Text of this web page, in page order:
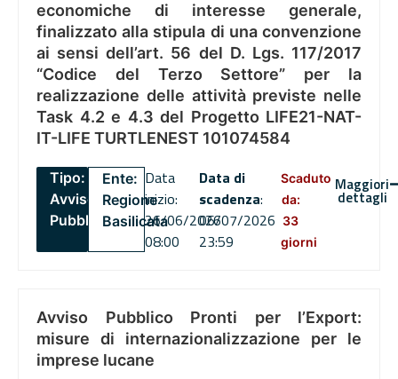
economiche di interesse generale,
finalizzato alla stipula di una convenzione
ai sensi dell’art. 56 del D. Lgs. 117/2017
“Codice del Terzo Settore” per la
realizzazione delle attività previste nelle
Task 4.2 e 4.3 del Progetto LIFE21-NAT-
IT-LIFE TURTLENEST 101074584
Tipo:
Avviso
Pubblico
Ente:
Regione
Basilicata
Data
inizio:
26/06/2026
08:00
Data di
scadenza:
06/07/2026
23:59
Scaduto
da:
33
giorni
Maggiori
dettagli
Avviso Pubblico Pronti per l’Export:
misure di internazionalizzazione per le
imprese lucane